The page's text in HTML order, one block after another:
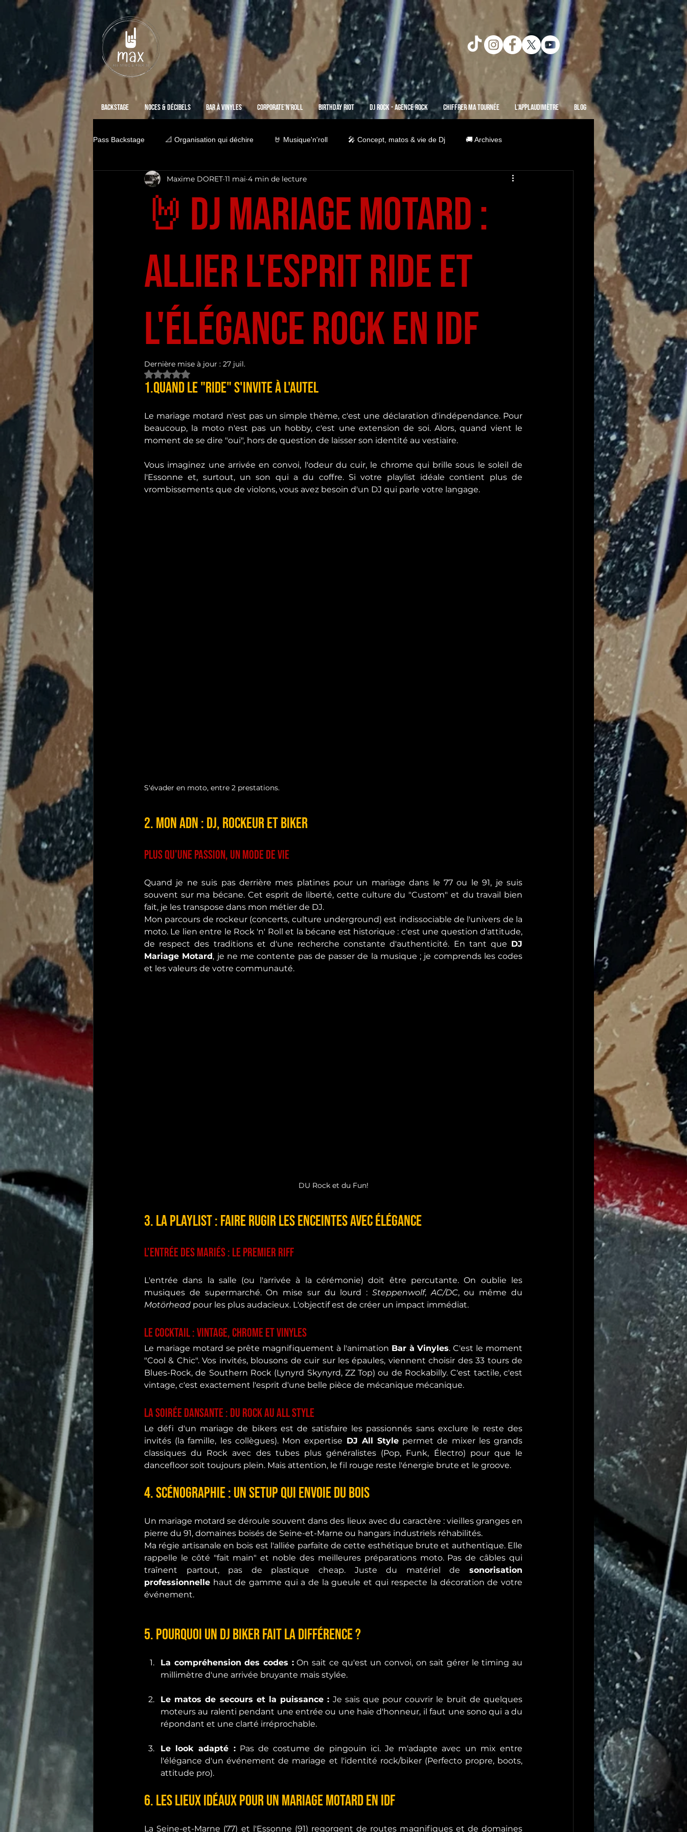
Backstage Noces & Décibels Bar à vinyles Corporate'n'Roll Birthday Riot Dj Rock - Agence Rock Chiffrer ma Tournée L'Applaudimètre Blog
Pass Backstage 📐 Organisation qui déchire 🤘 Musique'n'roll 🎤 Concept, matos & vie de Dj 🚚 Archives
🤘DJ Mariage Motard :
Allier l'Esprit Ride et
l'Élégance Rock en IDF
Maxime DORET 11 mai 4 min de lecture
Dernière mise à jour : 27 juil.
Noté NaN étoiles sur 5.
1.Quand le "Ride" s'invite à l'Autel
Le mariage motard n'est pas un simple thème, c'est une déclaration d'indépendance. Pour
beaucoup, la moto n'est pas un hobby, c'est une extension de soi. Alors, quand vient le
moment de se dire "oui", hors de question de laisser son identité au vestiaire.
Vous imaginez une arrivée en convoi, l'odeur du cuir, le chrome qui brille sous le soleil de
l'Essonne et, surtout, un son qui a du coffre. Si votre playlist idéale contient plus de
vrombissements que de violons, vous avez besoin d'un DJ qui parle votre langage.
S'évader en moto, entre 2 prestations.
2. Mon ADN : DJ, Rockeur et Biker
Plus qu'une passion, un mode de vie
Quand je ne suis pas derrière mes platines pour un mariage dans le 77 ou le 91, je suis
souvent sur ma bécane. Cet esprit de liberté, cette culture du "Custom" et du travail bien
fait, je les transpose dans mon métier de DJ.
Mon parcours de rockeur (concerts, culture underground) est indissociable de l'univers de la
moto. Le lien entre le Rock 'n' Roll et la bécane est historique : c'est une question d'attitude,
de respect des traditions et d'une recherche constante d'authenticité. En tant que DJ
Mariage Motard, je ne me contente pas de passer de la musique ; je comprends les codes
et les valeurs de votre communauté.
DU Rock et du Fun!
3. La Playlist : Faire rugir les enceintes avec élégance
L'entrée des mariés : Le premier riff
L'entrée dans la salle (ou l'arrivée à la cérémonie) doit être percutante. On oublie les
musiques de supermarché. On mise sur du lourd : Steppenwolf, AC/DC
Motörhead pour les plus audacieux. L'objectif est de créer un impact immédiat.
Le Cocktail : Vintage, Chrome et Vinyles
Le mariage motard se prête magnifiquement à l'animation Bar à Vinyles. C'est le moment
"Cool & Chic". Vos invités, blousons de cuir sur les épaules, viennent choisir des 33 tours de
Blues-Rock, de Southern Rock (Lynyrd Skynyrd, ZZ Top) ou de Rockabilly. C'est tactile, c'est
vintage, c'est exactement l'esprit d'une belle pièce de mécanique mécanique.
La Soirée Dansante : Du Rock au All Style
Le défi d'un mariage de bikers est de satisfaire les passionnés sans exclure le reste des
invités (la famille, les collègues). Mon expertise DJ All Style permet de mixer les grands
classiques du Rock avec des tubes plus généralistes (Pop, Funk, Électro) pour que le
dancefloor soit toujours plein. Mais attention, le fil rouge reste l'énergie brute et le groove.
4. Scénographie : Un Setup qui envoie du bois
Un mariage motard se déroule souvent dans des lieux avec du caractère : vieilles granges en
pierre du 91, domaines boisés de Seine-et-Marne ou hangars industriels réhabilités.
Ma régie artisanale en bois est l'alliée parfaite de cette esthétique brute et authentique. Elle
rappelle le côté "fait main" et noble des meilleures préparations moto. Pas de câbles qui
traînent partout, pas de plastique cheap. Juste du matériel de sonorisation
professionnelle haut de gamme qui a de la gueule et qui respecte la décoration de votre
événement.
5. Pourquoi un DJ Biker fait la différence ?
La compréhension des codes : On sait ce qu'est un convoi, on sait gérer le timing au
millimètre d'une arrivée bruyante mais stylée.
Le matos de secours et la puissance : Je sais que pour couvrir le bruit de quelques
moteurs au ralenti pendant une entrée ou une haie d'honneur, il faut une sono qui a du
répondant et une clarté irréprochable.
Le look adapté : Pas de costume de pingouin ici. Je m'adapte avec un mix entre
l'élégance d'un événement de mariage et l'identité rock/biker (Perfecto propre, boots,
attitude pro).
6. Les lieux idéaux pour un mariage motard en IDF
La Seine-et-Marne (77) et l'Essonne (91) regorgent de routes magnifiques et de domaines